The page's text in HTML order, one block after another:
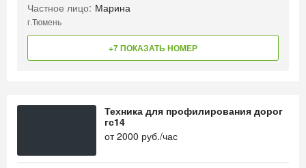
Частное лицо: Марина
г.Тюмень
+7 ПОКАЗАТЬ НОМЕР
Техника для профилирования дорог
гс14
от2000 руб./час